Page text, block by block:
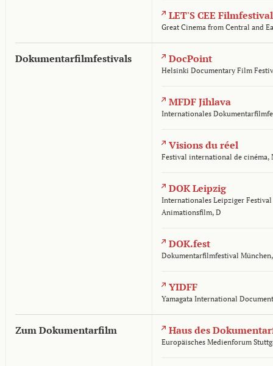
LET'S CEE Filmfestival
Great Cinema from Central and
Dokumentarfilmfestivals DocPoint
Helsinki Documentary Film
MFDF Jihlava
Internationales
Visions du réel
Festival international de cinéma,
DOK Leipzig
Internationales Leipziger
Animationsfilm, D
DOK.fest
Dokumentarfilmfestival
YIDFF
Yamagata International
Zum Dokumentarfilm Haus des
Europäisches Medienforum